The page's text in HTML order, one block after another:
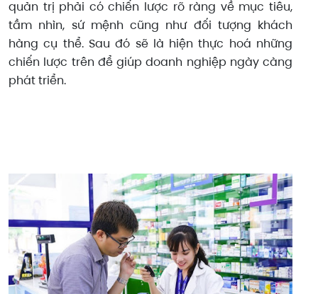
quản trị phải có chiến lược rõ ràng về mục tiêu,
tầm nhìn, sứ mệnh cũng như đối tượng khách
hàng cụ thể. Sau đó sẽ là hiện thực hoá những
chiến lược trên để giúp doanh nghiệp ngày càng
phát triển.